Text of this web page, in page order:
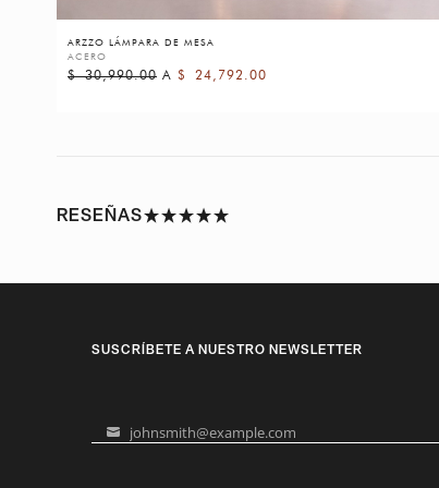
ARZZO LÁMPARA DE MESA
ACERO
$30,990.00 A $ 24,792.00
RESEÑAS
SUSCRÍBETE A NUESTRO NEWSLETTER
Your johnsmith@example.com